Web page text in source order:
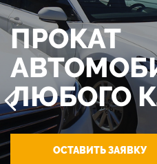
ПРОКАТ
ЛЮБОГО
ОСТАВИТЬ ЗАЯВКУ